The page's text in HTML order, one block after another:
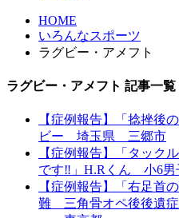
HOME
いろんなスポーツ
ラグビー・アメフト
ラグビー・アメフト 記事一覧
【症例報告】「捻挫
ビー 埼玉県 三郷市
【症例報告】「タック
です‼︎」H.Rくん 小6
【症例報告】「右足首
難 三角骨オペ後後遺